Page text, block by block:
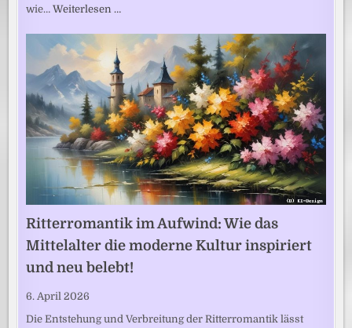
wie…Weiterlesen …
Ritterromantik im Aufwind: Wie das
Mittelalter die moderne Kultur inspiriert
und neu belebt!
6. April 2026
Die Entstehung und Verbreitung der Ritterromantik lässt